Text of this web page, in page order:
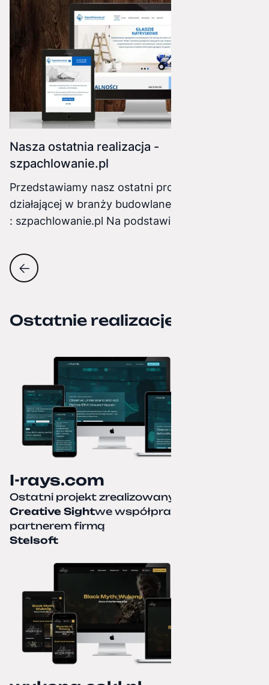
JavaScript
Nasza ostatnia realizacja -
szpachlowanie.pl
Przedstawiamy nasz ostatni projekt dla firmy
działającej w branży budowlanej
: szpachlowanie.pl Na podstawie poprzedniej
projekt graficzny, który następnie
zakodowaliśmy z wykorzystaniem technologii
Ostatnie realizacje
I-rays.com
Ostatni projekt zrealizowany przez
Creative Sightwe współpracy z naszym
partnerem firmą
Stelsoft